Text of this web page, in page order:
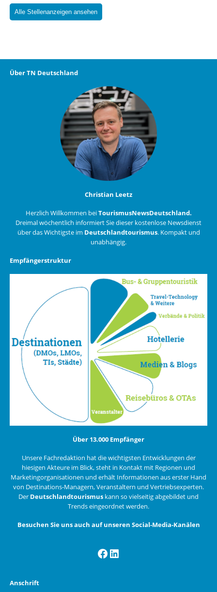
Alle Stellenanzeigen ansehen
Über TN Deutschland
Christian Leetz
Herzlich Willkommen beiTourismusNewsDeutschland.
Dreimal wöchentlich informiert Sie dieser kostenlose Newsdienst
über das Wichtigste im Deutschlandtourismus. Kompakt und
unabhängig.
Empfängerstruktur
Über 13.000 Empfänger
Unsere Fachredaktion hat die wichtigsten Entwicklungen der
hiesigen Akteure im Blick, steht in Kontakt mit Regionen und
Marketingorganisationen und erhält Informationen aus erster Hand
von Destinations-Managern, Veranstaltern und Vertriebsexperten.
Der Deutschlandtourismus kann so vielseitig abgebildet und
Trends eingeordnet werden.
Besuchen Sie uns auch auf unseren Social-Media-Kanälen
Facebook
LinkedIn
Anschrift